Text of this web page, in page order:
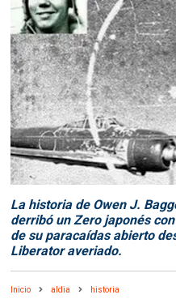
La historia de Owen J.
derribó un Zero japonés
de su paracaídas abierto
Liberator averiado.
Inicio aldia historia